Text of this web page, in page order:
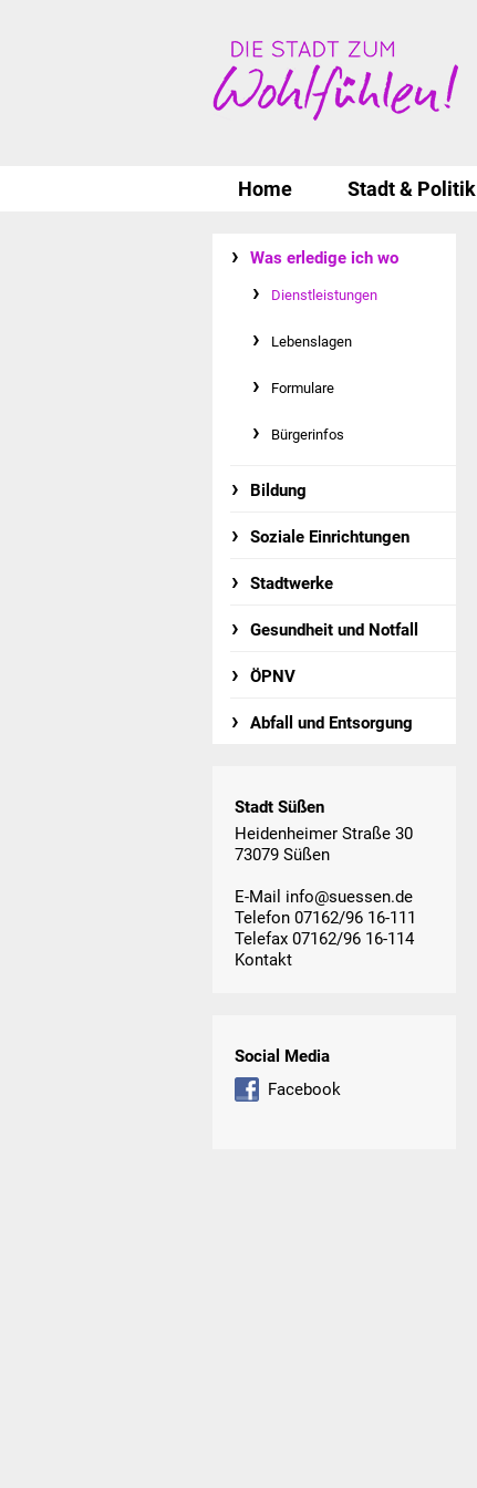
Home Stadt & Politik
Was erledige ich wo
Dienstleistungen
Lebenslagen
Formulare
Bürgerinfos
Bildung
Soziale Einrichtungen
Stadtwerke
Gesundheit und Notfall
ÖPNV
Abfall und Entsorgung
Stadt Süßen
Heidenheimer Straße 30
73079 Süßen
E-Mail info@suessen.de
Telefon 07162/96 16-111
Telefax 07162/96 16-114
Kontakt
Social Media
Facebook